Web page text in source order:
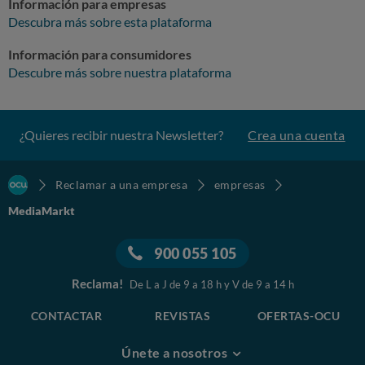
Información para empresas
Descubra más sobre esta plataforma
Información para consumidores
Descubre más sobre nuestra plataforma
¿Quieres recibir nuestra Newsletter? Crea una cuenta
Reclamar a una empresa
empresas
MediaMarkt
900 055 105
Reclama! De L a J de 9 a 18 h y V de 9 a 14 h
CONTACTAR REVISTAS OFERTAS-OCU
Únete a nosotros